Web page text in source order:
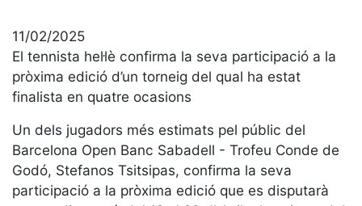
Junta
directiva
Comissions
i comités
Estructura
executiva
Fundació
11/02/2025
El tennista hel·lè confirma la seva participació a la
pròxima edició d’un torneig del qual ha estat
finalista en quatre ocasions
Un dels jugadors més estimats pel públic del
Barcelona Open Banc Sabadell - Trofeu Conde de
Godó, Stefanos Tsitsipas, confirma la seva
participació a la pròxima edició que es disputarà